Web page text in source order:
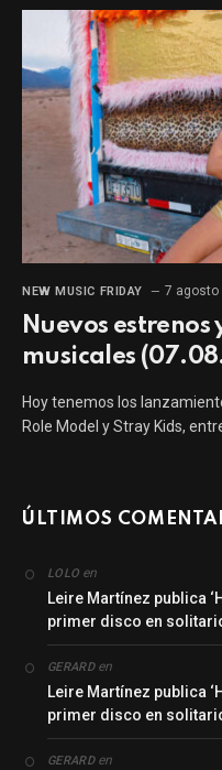
NEW MUSIC FRIDAY 7 agosto
Nuevos estrenos
musicales
Hoy tenemos los
Role Model y Stray Kids,
ÚLTIMOS
LOLO en
Leire Martínez publica
primer disco en
GERARDen
Leire Martínez publica
primer disco en
GERARDen